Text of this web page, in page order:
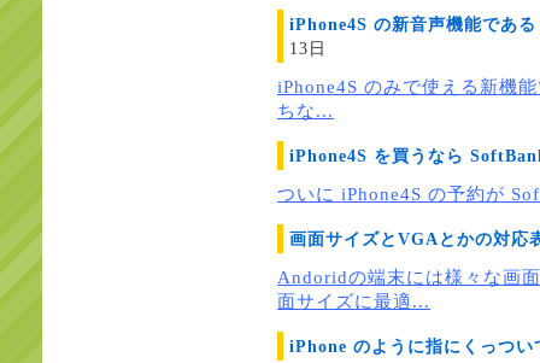
iPhone4S の新音声機能であ
13日
iPhone4S のみで使える新機
ちな...
iPhone4S を買うなら
ついに iPhone4S の予約が
画面サイズとVGAとかの対
Andoridの端末には様々な画
面サイズに最適...
iPhone のように指にくっつ